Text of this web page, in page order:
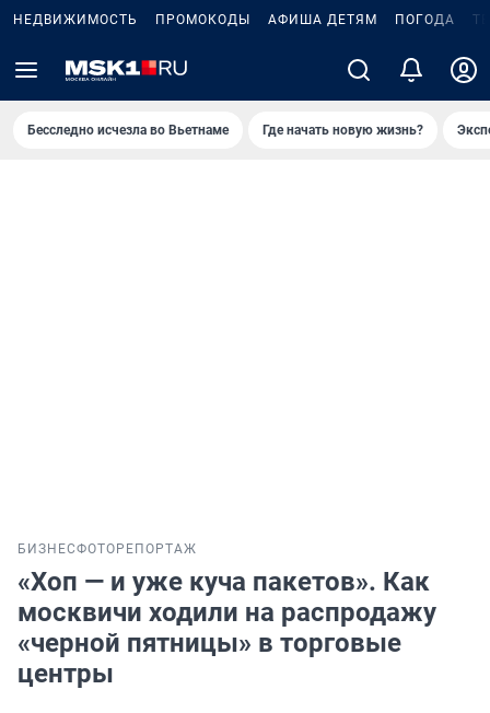
НЕДВИЖИМОСТЬ ПРОМОКОДЫ АФИША ДЕТЯМ ПОГОДА
Бесследно исчезла во Вьетнаме Где начать новую жизнь?
БИЗНЕСФОТОРЕПОРТАЖ
«Хоп — и уже куча пакетов». Как
москвичи ходили на распродажу
«черной пятницы» в торговые
центры